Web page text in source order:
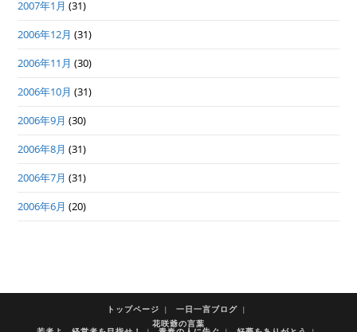
2007年1月 (31)
2006年12月 (31)
2006年11月 (30)
2006年10月 (31)
2006年9月 (30)
2006年8月 (31)
2006年7月 (31)
2006年6月 (20)
トップページ
一日一言ブログ
花咲爺の言葉